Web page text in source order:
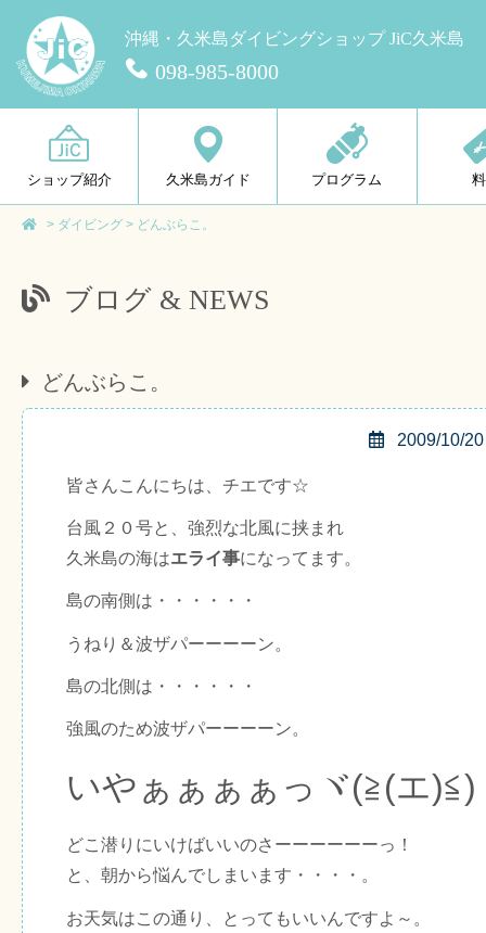
沖縄・久米島ダイビングショップ JiC久米島
098-985-8000
ショップ紹介 久米島ガイド プログラム
> ダイビング > どんぶらこ。
ブログ & NEWS
どんぶらこ。
2009/10/20
皆さんこんにちは、チエです☆
台風２０号と、強烈な北風に挟まれ
久米島の海はエライ事になってます。
島の南側は・・・・・・
うねり＆波ザパーーーーン。
島の北側は・・・・・・
強風のため波ザパーーーーン。
いやぁぁぁぁっヾ(≧(エ)≦)
どこ潜りにいけばいいのさーーーーーーっ！
と、朝から悩んでしまいます・・・・。
お天気はこの通り、とってもいいんですよ～。